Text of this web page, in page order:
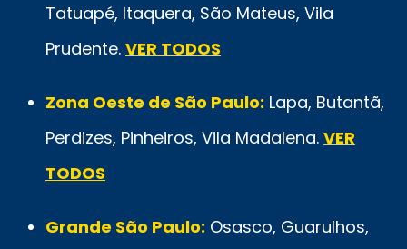
Tatuapé, Itaquera, São Mateus, Vila
Prudente. VER TODOS
Zona Oeste de São Paulo: Lapa, Butantã,
Perdizes, Pinheiros, Vila Madalena. VER
TODOS
Grande São Paulo: Osasco, Guarulhos,